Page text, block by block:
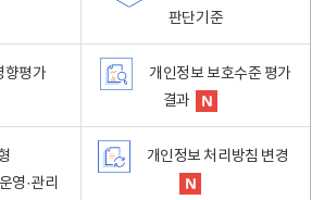
판단기준
향평가
개인정보 보호수준 평가
결과
영·관리
개인정보 처리방침 변경